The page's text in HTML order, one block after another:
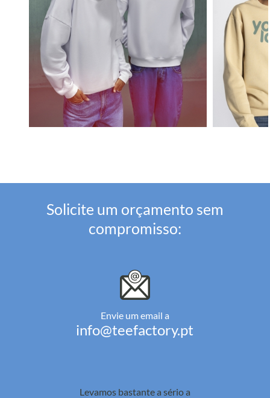
Solicite um orçamento sem
compromisso:
Envie um email a
info@teefactory.pt
Levamos bastante a sério a